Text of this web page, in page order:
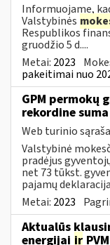
Informuojame,
Valstybinės
Respublikos
gruodžio 5 d....
Metai: 2023
pakeitimai nuo
GPM permokų
rekordine suma
Web turinio
Valstybinė
pradėjus
net 73 tūkst.
pajamų
Metai: 2023
Aktualūs
energijai ir